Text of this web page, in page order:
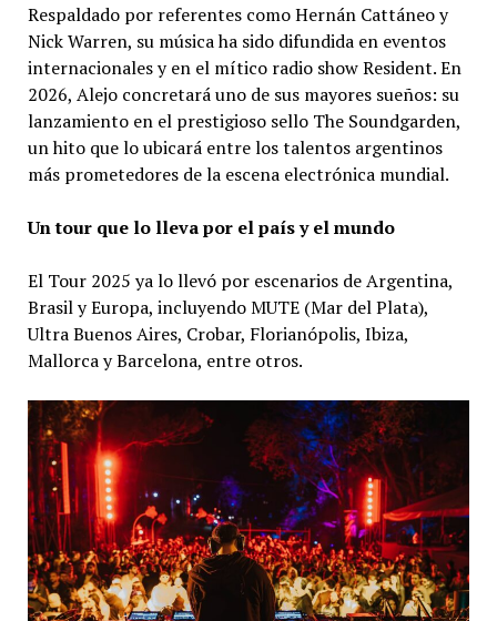
Respaldado por referentes como Hernán Cattáneo y
Nick Warren, su música ha sido difundida en eventos
internacionales y en el mítico radio show Resident. En
2026, Alejo concretará uno de sus mayores sueños: su
lanzamiento en el prestigioso sello The Soundgarden,
un hito que lo ubicará entre los talentos argentinos
más prometedores de la escena electrónica mundial.
Un tour que lo lleva por el país y el mundo
El Tour 2025 ya lo llevó por escenarios de Argentina,
Brasil y Europa, incluyendo MUTE (Mar del Plata),
Ultra Buenos Aires, Crobar, Florianópolis, Ibiza,
Mallorca y Barcelona, entre otros.